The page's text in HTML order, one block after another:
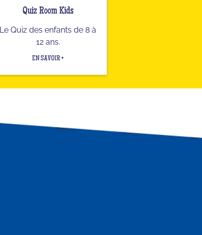
Quiz Room Kids
Le Quiz des enfants de 8 à
12 ans.
EN SAVOIR +